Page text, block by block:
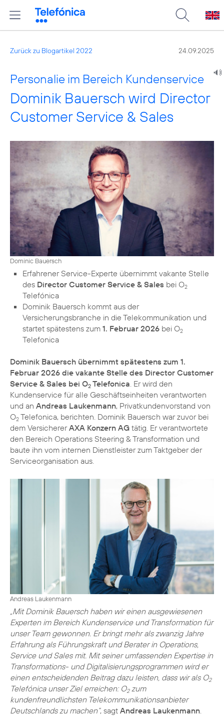
Zurück zu Blogartikel 2022 24.09.2025
Personalie im Bereich Kundenservice
Dominik Bauersch wird Director
Customer Service & Sales
Dominic Bauersch
Erfahrener Service-Experte übernimmt vakante Stelle
des Director Customer Service & Sales bei O2
Telefónica
Dominik Bauersch kommt aus der
Versicherungsbranche in die Telekommunikation und
startet spätestens zum 1. Februar 2026 bei O2
Telefonica
Dominik Bauersch übernimmt spätestens zum 1.
Februar 2026 die vakante Stelle des Director Customer
Service & Sales bei O2 Telefonica. Er wird den
Kundenservice für alle Geschäftseinheiten verantworten
und an Andreas Laukenmann, Privatkundenvorstand von
O2 Telefonica, berichten. Dominik Bauersch war zuvor bei
dem VersichererAXA Konzern AG tätig. Er verantwortete
den Bereich Operations Steering & Transformation und
baute ihn vom internen Dienstleister zum Taktgeber der
Serviceorganisation aus.
Andreas Laukenmann
„Mit Dominik Bauersch haben wir einen ausgewiesenen
Experten im Bereich Kundenservice und Transformation für
unser Team gewonnen. Er bringt mehr als zwanzig Jahre
Erfahrung als Führungskraft und Berater in Operations,
Service und Sales mit. Mit seiner umfassenden Expertise in
Transformations- und Digitalisierungsprogrammen wird er
einen entscheidenden Beitrag dazu leisten, dass wir als O2
Telefónica unser Ziel erreichen: O2zum
kundenfreundlichsten Telekommunikationsanbieter
Deutschlands zu machen“, sagt Andreas Laukenmann.